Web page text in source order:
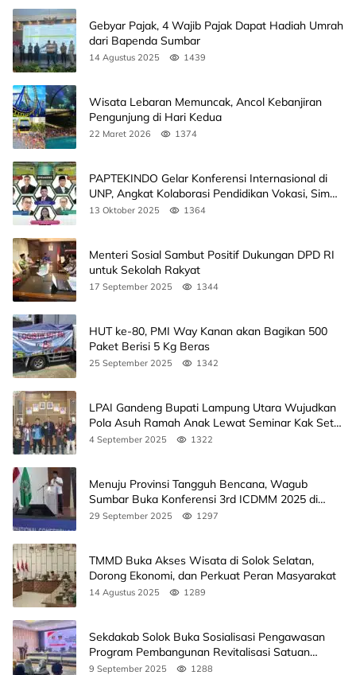
Gebyar Pajak, 4 Wajib Pajak Dapat Hadiah Umrah
dari Bapenda Sumbar
14 Agustus 2025 1439
Wisata Lebaran Memuncak, Ancol Kebanjiran
Pengunjung di Hari Kedua
22 Maret 2026 1374
PAPTEKINDO Gelar Konferensi Internasional di
UNP, Angkat Kolaborasi Pendidikan Vokasi, Simak
Agendanya
13 Oktober 2025 1364
Menteri Sosial Sambut Positif Dukungan DPD RI
untuk Sekolah Rakyat
17 September 2025 1344
HUT ke-80, PMI Way Kanan akan Bagikan 500
Paket Berisi 5 Kg Beras
25 September 2025 1342
LPAI Gandeng Bupati Lampung Utara Wujudkan
Pola Asuh Ramah Anak Lewat Seminar Kak Seto,
Ini Jadwalnya
4 September 2025 1322
Menuju Provinsi Tangguh Bencana, Wagub
Sumbar Buka Konferensi 3rd ICDMM 2025 di
Unand
29 September 2025 1297
TMMD Buka Akses Wisata di Solok Selatan,
Dorong Ekonomi, dan Perkuat Peran Masyarakat
14 Agustus 2025 1289
Sekdakab Solok Buka Sosialisasi Pengawasan
Program Pembangunan Revitalisasi Satuan
Pendidikan
9 September 2025 1288